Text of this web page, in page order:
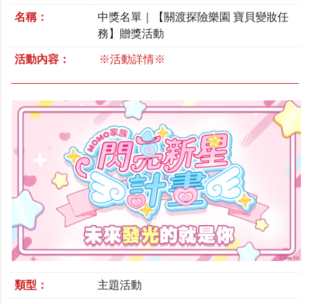
名稱：
中獎名單｜【關渡探險樂園 寶貝變妝任
務】贈獎活動
活動內容： ※活動詳情※
類型： 主題活動